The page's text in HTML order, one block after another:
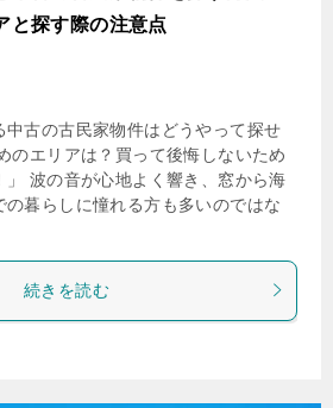
と探す際の注意点
中古の古民家物件はどうやって探せ
のエリアは？買って後悔しないため
」 波の音が心地よく響き、窓から海
の暮らしに憧れる方も多いのではな
続きを読む